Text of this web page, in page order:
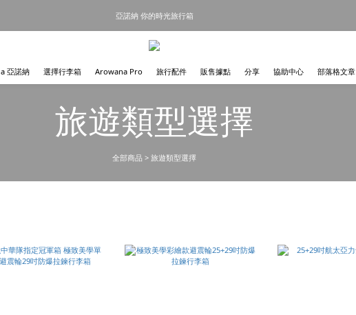
亞諾納 你的時光旅行箱
亞諾納 選擇行李箱 Arowana Pro 旅行配件 販售據點 分享 協助中心 部落格文章
旅遊類型選擇
全部商品 > 旅遊類型選擇